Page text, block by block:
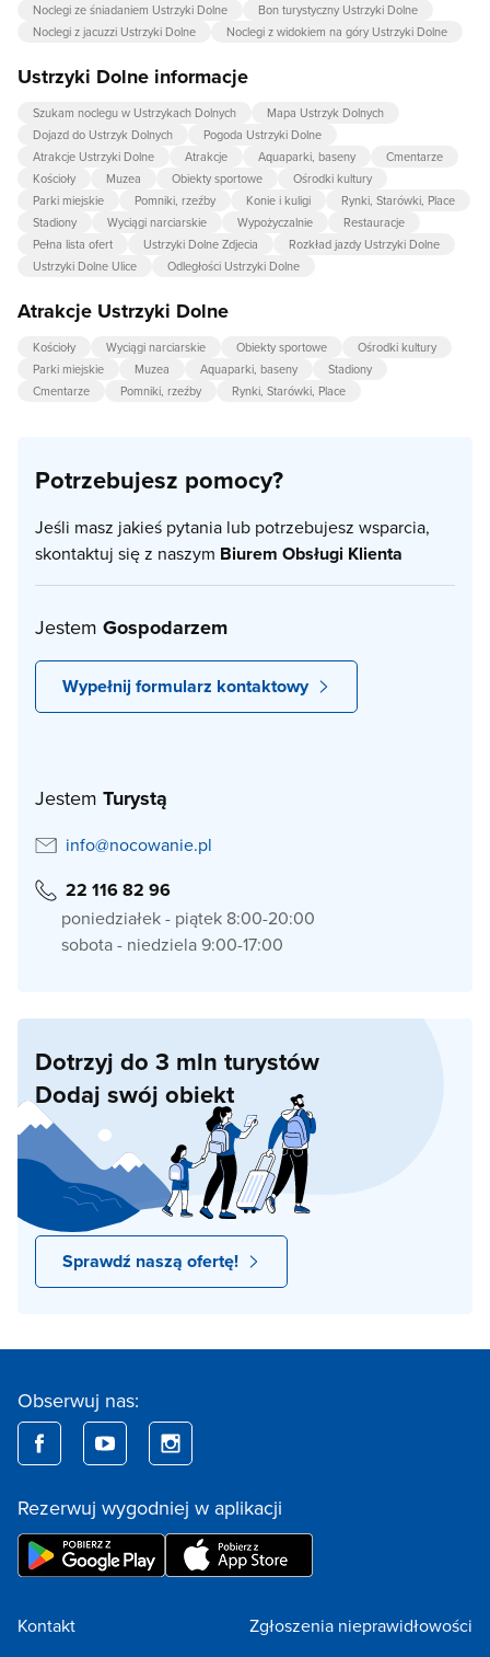
Noclegi ze śniadaniem Ustrzyki Dolne
Bon turystyczny Ustrzyki Dolne
Noclegi z jacuzzi Ustrzyki Dolne
Noclegi z widokiem na góry Ustrzyki Dolne
Ustrzyki Dolne informacje
Szukam noclegu w Ustrzykach Dolnych
Mapa Ustrzyk Dolnych
Dojazd do Ustrzyk Dolnych
Pogoda Ustrzyki Dolne
Atrakcje Ustrzyki Dolne
Atrakcje Aquaparki, baseny
Cmentarze
Kościoły
Muzea Obiekty sportowe
Ośrodki kultury
Parki miejskie
Pomniki, rzeźby Konie i kuligi
Rynki, Starówki, Place
Stadiony
Wyciągi narciarskie Wypożyczalnie
Restauracje
Pełna lista ofert
Ustrzyki Dolne Zdjecia
Rozkład jazdy Ustrzyki Dolne
Ustrzyki Dolne Ulice
Odległości Ustrzyki Dolne
Atrakcje Ustrzyki Dolne
Kościoły Wyciągi narciarskie Obiekty sportowe
Ośrodki kultury
Parki miejskie
Muzea Aquaparki, baseny
Stadiony
Cmentarze
Pomniki, rzeźby Rynki, Starówki, Place
Potrzebujesz pomocy?
Jeśli masz jakieś pytania lub potrzebujesz wsparcia,
skontaktuj się z naszym Biurem Obsługi Klienta
Jestem Gospodarzem
Wypełnij formularz kontaktowy
Jestem Turystą
info@nocowanie.pl
22 116 82 96
poniedziałek - piątek 8:00-20:00
sobota - niedziela 9:00-17:00
Dotrzyj do 3 mln turystów
Dodaj swój obiekt
Sprawdź naszą ofertę!
Obserwuj nas:
Rezerwuj wygodniej w aplikacji
Kontakt Zgłoszenia nieprawidłowości